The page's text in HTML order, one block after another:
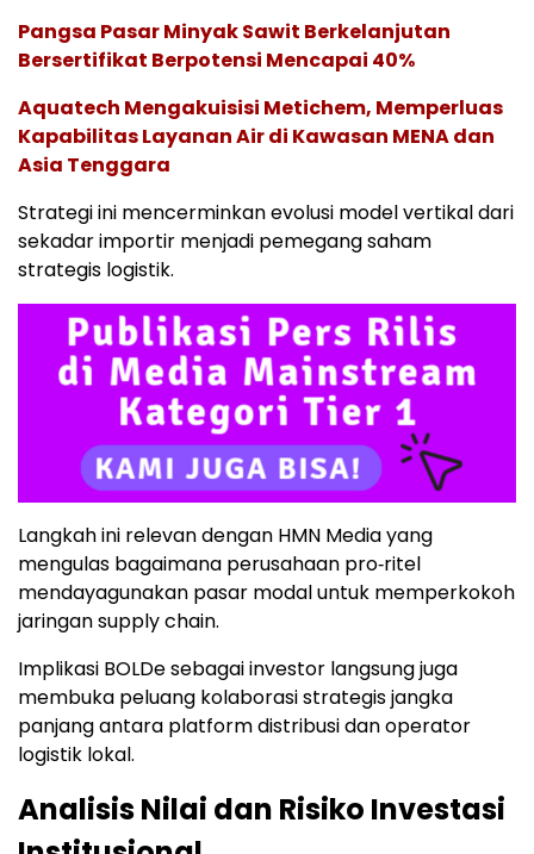
Pangsa Pasar Minyak Sawit Berkelanjutan
Bersertifikat Berpotensi Mencapai 40%
Aquatech Mengakuisisi Metichem, Memperluas
Kapabilitas Layanan Air di Kawasan MENA dan
Asia Tenggara
Strategi ini mencerminkan evolusi model vertikal dari
sekadar importir menjadi pemegang saham
strategis logistik.
Langkah ini relevan dengan HMN Media yang
mengulas bagaimana perusahaan pro‑ritel
mendayagunakan pasar modal untuk memperkokoh
jaringan supply chain.
Implikasi BOLDe sebagai investor langsung juga
membuka peluang kolaborasi strategis jangka
panjang antara platform distribusi dan operator
logistik lokal.
Analisis Nilai dan Risiko Investasi